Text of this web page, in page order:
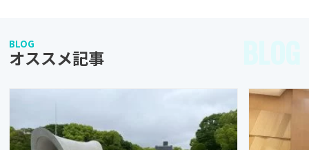
BLOG
オススメ記事